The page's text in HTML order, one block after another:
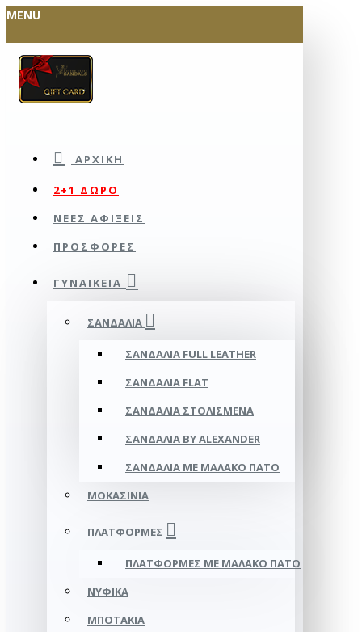
MENU
ΑΡΧΙΚΉ
2+1 ΔΩΡΟ
ΝΕΕΣ ΑΦΙΞΕΙΣ
ΠΡΟΣΦΟΡΕΣ
ΓΥΝΑΙΚΕΊΑ
ΣΑΝΔΆΛΙΑ
ΣΑΝΔΆΛΙΑ FULL LEATHER
ΣΑΝΔΆΛΙΑ FLAT
ΣΑΝΔΆΛΙΑ ΣΤΟΛΙΣΜΈΝΑ
ΣΑΝΔΆΛΙΑ BY ALEXANDER
ΣΑΝΔΆΛΙΑ ΜΕ ΜΑΛΑΚΌ ΠΆΤΟ
ΜΟΚΑΣΊΝΙΑ
ΠΛΑΤΦΌΡΜΕΣ
ΠΛΑΤΦΟΡΜΕΣ ΜΕ ΜΑΛΑΚΟ ΠΑΤΟ
ΝΥΦΙΚΆ
ΜΠΟΤΆΚΙΑ